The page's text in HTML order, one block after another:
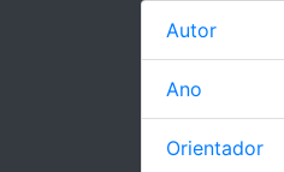
Autor
Ano
Orientador